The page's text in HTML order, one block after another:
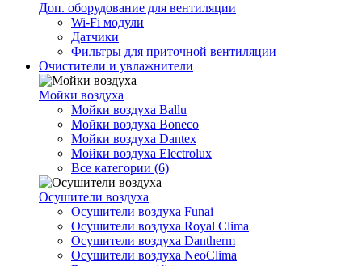
Доп. оборудование для вентиляции
Wi-Fi модули
Датчики
Фильтры для приточной вентиляции
Очистители и увлажнители
Мойки воздуха
Мойки воздуха Ballu
Мойки воздуха Boneco
Мойки воздуха Dantex
Мойки воздуха Electrolux
Все категории (6)
Осушители воздуха
Осушители воздуха Funai
Осушители воздуха Royal Clima
Осушители воздуха Dantherm
Осушители воздуха NeoClima